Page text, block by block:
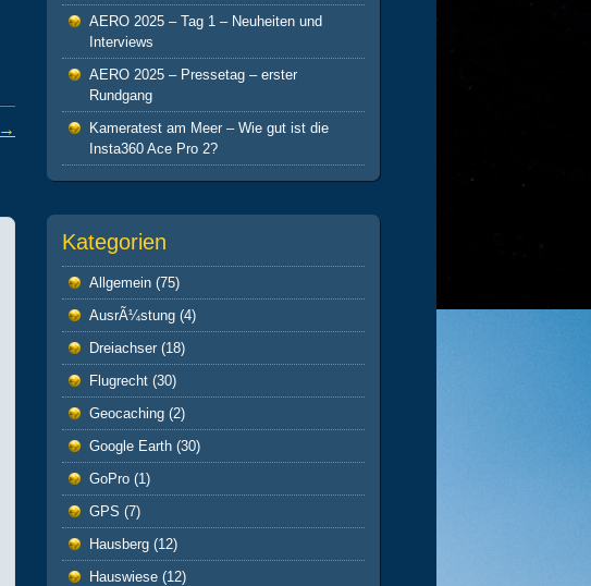
→
AERO 2025 – Tag 1 – Neuheiten und
Interviews
AERO 2025 – Pressetag – erster
Rundgang
Kameratest am Meer – Wie gut ist die
Insta360 Ace Pro 2?
Kategorien
Allgemein (75)
AusrÃ¼stung (4)
Dreiachser (18)
Flugrecht (30)
Geocaching (2)
Google Earth (30)
GoPro (1)
GPS (7)
Hausberg (12)
Hauswiese (12)